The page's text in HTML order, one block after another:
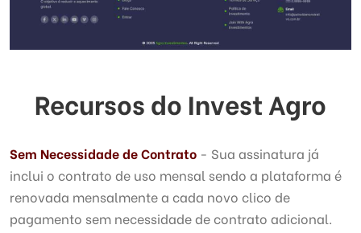
Recursos do Invest Agro
Sem Necessidade de Contrato - Sua assinatura já
inclui o contrato de uso mensal sendo a plataforma é
renovada mensalmente a cada novo clico de
pagamento sem necessidade de contrato adicional.